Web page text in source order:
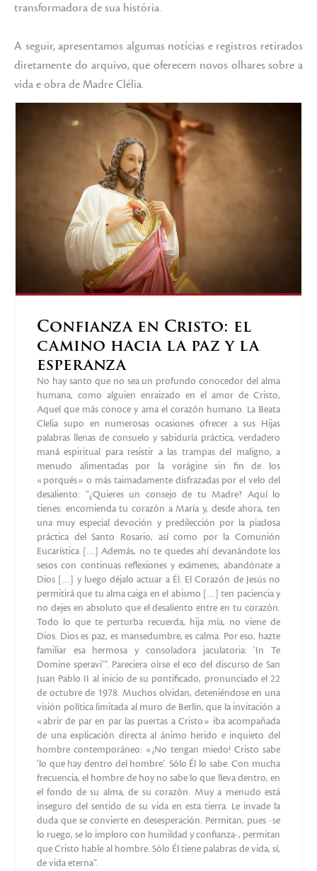
transformadora de sua história.
A seguir, apresentamos algumas notícias e registros retirados
diretamente do arquivo, que oferecem novos olhares sobre a
vida e obra de Madre Clélia.
Confianza en Cristo: el
camino hacia la paz y la
esperanza
No hay santo que no sea un profundo conocedor del alma
humana, como alguien enraizado en el amor de Cristo,
Aquel que más conoce y ama el corazón humano. La Beata
Clelia supo en numerosas ocasiones ofrecer a sus Hijas
palabras llenas de consuelo y sabiduría práctica, verdadero
maná espiritual para resistir a las trampas del maligno, a
menudo alimentadas por la vorágine sin fin de los
«porqués» o más taimadamente disfrazadas por el velo del
desaliento: “¿Quieres un consejo de tu Madre? Aquí lo
tienes: encomienda tu corazón a María y, desde ahora, ten
una muy especial devoción y predilección por la piadosa
práctica del Santo Rosario, así como por la Comunión
Eucarística […] Además, no te quedes ahí devanándote los
sesos con continuas reflexiones y exámenes; abandónate a
Dios […] y luego déjalo actuar a Él. El Corazón de Jesús no
permitirá que tu alma caiga en el abismo […] ten paciencia y
no dejes en absoluto que el desaliento entre en tu corazón.
Todo lo que te perturba recuerda, hija mía, no viene de
Dios. Dios es paz, es mansedumbre, es calma. Por eso, hazte
familiar esa hermosa y consoladora jaculatoria: ‘In Te
Domine speravi’”. Pareciera oírse el eco del discurso de San
Juan Pablo II al inicio de su pontificado, pronunciado el 22
de octubre de 1978. Muchos olvidan, deteniéndose en una
visión política limitada al muro de Berlín, que la invitación a
«abrir de par en par las puertas a Cristo» iba acompañada
de una explicación directa al ánimo herido e inquieto del
hombre contemporáneo: «¡No tengan miedo! Cristo sabe
‘lo que hay dentro del hombre’. Sólo Él lo sabe. Con mucha
frecuencia, el hombre de hoy no sabe lo que lleva dentro, en
el fondo de su alma, de su corazón. Muy a menudo está
inseguro del sentido de su vida en esta tierra. Le invade la
duda que se convierte en desesperación. Permitan, pues -se
lo ruego, se lo imploro con humildad y confianza-, permitan
que Cristo hable al hombre. Sólo Él tiene palabras de vida, sí,
de vida eterna”.